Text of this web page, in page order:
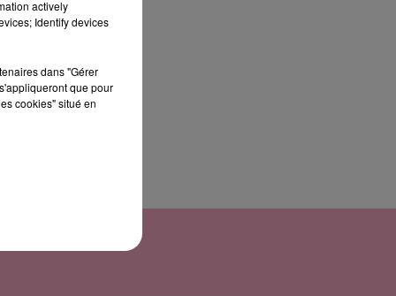
actively
Identify devices
dans "Gérer
que pour
cookies" situé en